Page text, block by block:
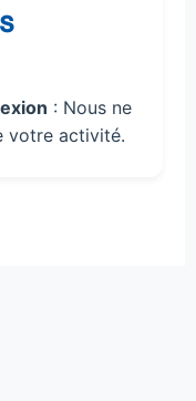
: Nous ne
votre activité.